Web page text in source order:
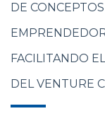
DE
FACILITANDO
DEL VENTURE